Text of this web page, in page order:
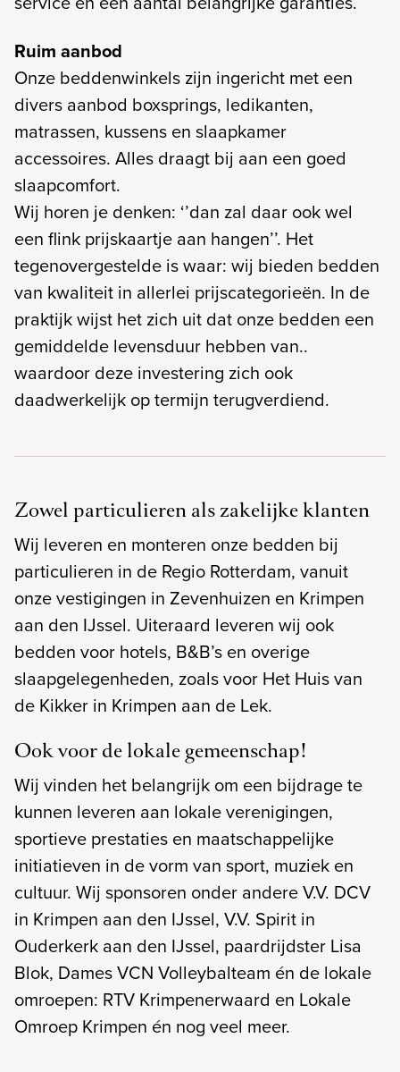
Ruim aanbod
Onze beddenwinkels zijn ingericht met een
divers aanbod boxsprings, ledikanten,
matrassen, kussens en slaapkamer
accessoires. Alles draagt bij aan een goed
slaapcomfort.
Wij horen je denken: ‘’dan zal daar ook wel
een flink prijskaartje aan hangen’’. Het
tegenovergestelde is waar: wij bieden bedden
van kwaliteit in allerlei prijscategorieën. In de
praktijk wijst het zich uit dat onze bedden een
gemiddelde levensduur hebben van..
waardoor deze investering zich ook
daadwerkelijk op termijn terugverdiend.
Zowel particulieren als zakelijke klanten
Wij leveren en monteren onze bedden bij
particulieren in de Regio Rotterdam, vanuit
onze vestigingen in Zevenhuizen en Krimpen
aan den IJssel. Uiteraard leveren wij ook
bedden voor hotels, B&B’s en overige
slaapgelegenheden, zoals voor Het Huis van
de Kikker in Krimpen aan de Lek.
Ook voor de lokale gemeenschap!
Wij vinden het belangrijk om een bijdrage te
kunnen leveren aan lokale verenigingen,
sportieve prestaties en maatschappelijke
initiatieven in de vorm van sport, muziek en
cultuur. Wij sponsoren onder andere V.V. DCV
in Krimpen aan den IJssel, V.V. Spirit in
Ouderkerk aan den IJssel, paardrijdster Lisa
Blok, Dames VCN Volleybalteam én de lokale
omroepen: RTV Krimpenerwaard en Lokale
Omroep Krimpen én nog veel meer.